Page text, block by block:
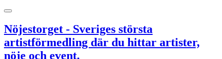
Nöjestorget - Sveriges största
artistförmedling där du hittar artister,
nöje och event.